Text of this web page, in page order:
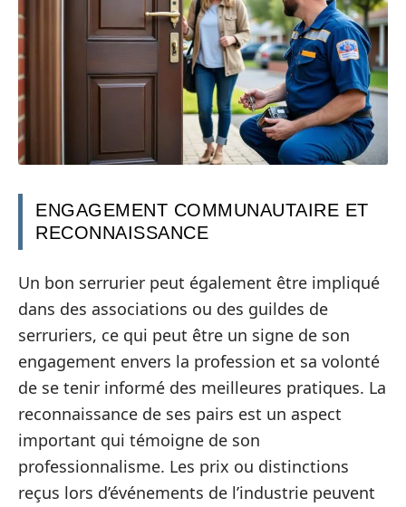
ENGAGEMENT COMMUNAUTAIRE ET
RECONNAISSANCE
Un bon serrurier peut également être impliqué
dans des associations ou des guildes de
serruriers, ce qui peut être un signe de son
engagement envers la profession et sa volonté
de se tenir informé des meilleures pratiques. La
reconnaissance de ses pairs est un aspect
important qui témoigne de son
professionnalisme. Les prix ou distinctions
reçus lors d’événements de l’industrie peuvent